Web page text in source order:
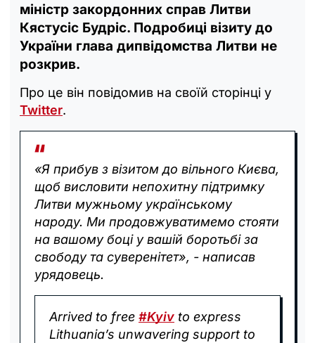
міністр закордонних справ Литви
Кястусіс Будріс. Подробиці візиту до
України глава дипвідомства Литви не
розкрив.
Про це він повідомив на своїй сторінці у
Twitter.
«Я прибув з візитом до вільного Києва,
щоб висловити непохитну підтримку
Литви мужньому українському
народу. Ми продовжуватимемо стояти
на вашому боці у вашій боротьбі за
свободу та суверенітет», - написав
урядовець.
Arrived to free #Kyiv to express
Lithuania’s unwavering support to